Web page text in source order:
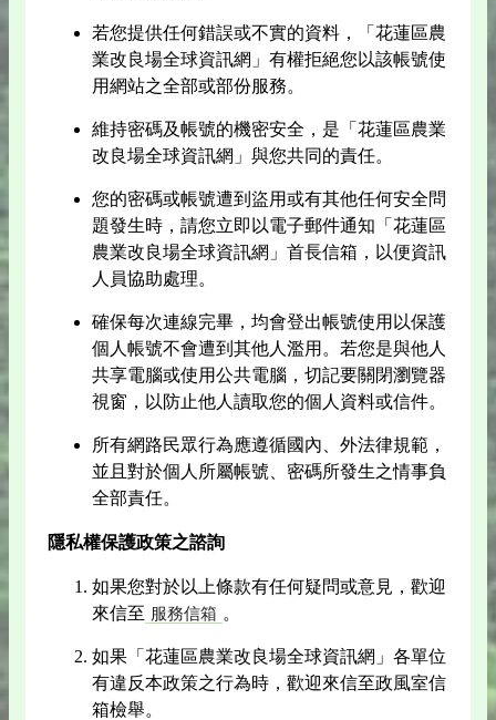
若您提供任何錯誤或不實的資料，「花蓮區農
業改良場全球資訊網」有權拒絕您以該帳號使
用網站之全部或部份服務。
維持密碼及帳號的機密安全，是「花蓮區農業
改良場全球資訊網」與您共同的責任。
您的密碼或帳號遭到盜用或有其他任何安全問
題發生時，請您立即以電子郵件通知「花蓮區
農業改良場全球資訊網」首長信箱，以便資訊
人員協助處理。
確保每次連線完畢，均會登出帳號使用以保護
個人帳號不會遭到其他人濫用。若您是與他人
共享電腦或使用公共電腦，切記要關閉瀏覽器
視窗，以防止他人讀取您的個人資料或信件。
所有網路民眾行為應遵循國內、外法律規範，
並且對於個人所屬帳號、密碼所發生之情事負
全部責任。
隱私權保護政策之諮詢
如果您對於以上條款有任何疑問或意見，歡迎
來信至 服務信箱 。
如果「花蓮區農業改良場全球資訊網」各單位
有違反本政策之行為時，歡迎來信至政風室信
箱檢舉。